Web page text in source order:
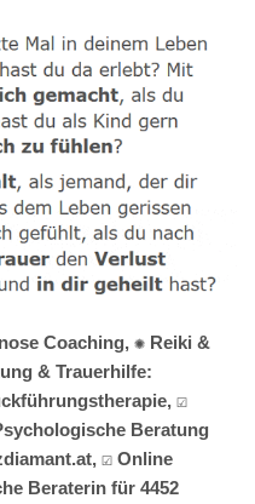
Coaching, ✺ Reiki &
& Trauerhilfe:
☑️
Beratung
☑️ Online
Beraterin für 4452